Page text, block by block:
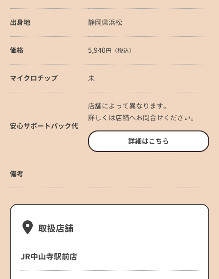
出身地 静岡県浜松
価格 5,940円（税込）
マイクロチップ 未
安心サポートパック代
店舗によって異なります。
詳しくは店舗へお問合せください。
詳細はこちら
備考
取扱店舗
JR中山寺駅前店